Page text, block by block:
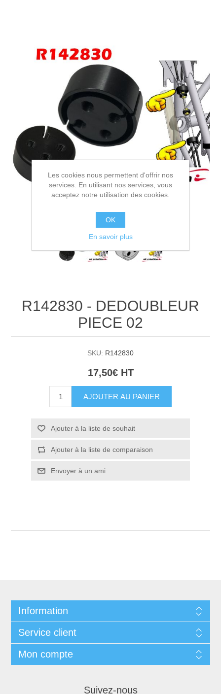
R142830 - DEDOUBLEUR
PIECE 02
SKU: R142830
17,50€ HT
AJOUTER AU PANIER
Ajouter à la liste de souhait
Ajouter à la liste de comparaison
Envoyer à un ami
Information
Service client
Mon compte
Suivez-nous
Les cookies nous permettent d'offrir nos
services. En utilisant nos services, vous
acceptez notre utilisation des cookies.
OK
En savoir plus